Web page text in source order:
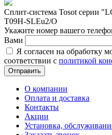
Сплит-система Tosot серии
T09H-SLEu2/O
Укажите номер вашего
Вами
Я согласен на обработку
соответствии с политикой
Отправить
О компании
Оплата и доставка
Контакты
Акции
Установка,